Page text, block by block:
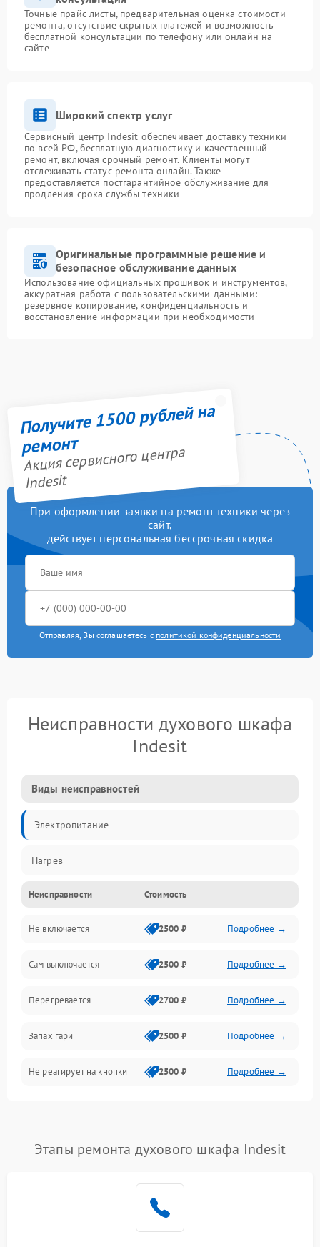
Точные прайс-листы, предварительная оценка стоимости
ремонта, отсутствие скрытых платежей и возможность
бесплатной консультации по телефону или онлайн на
сайте
Широкий спектр услуг
Сервисный центр Indesit обеспечивает доставку техники
по всей РФ, бесплатную диагностику и качественный
ремонт, включая срочный ремонт. Клиенты могут
отслеживать статус ремонта онлайн. Также
предоставляется постгарантийное обслуживание для
продления срока службы техники
Оригинальные программные решение и
безопасное обслуживание данных
Использование официальных прошивок и инструментов,
аккуратная работа с пользовательскими данными:
резервное копирование, конфиденциальность и
восстановление информации при необходимости
Получите 1500 рублей на
ремонт
Акция сервисного центра
Indesit
При оформлении заявки на ремонт техники через
сайт,
действует персональная бессрочная скидка
Отправляя, Вы соглашаетесь с политикой конфиденциальности
Неисправности духового шкафа
Indesit
Виды неисправностей
Электропитание
Нагрев
Неисправности Стоимость
Не включается 2500 ₽ Подробнее →
Сам выключается 2500 ₽ Подробнее →
Перегревается 2700 ₽ Подробнее →
Запах гари 2500 ₽ Подробнее →
Не реагирует на кнопки 2500 ₽ Подробнее →
Этапы ремонта духового шкафа Indesit